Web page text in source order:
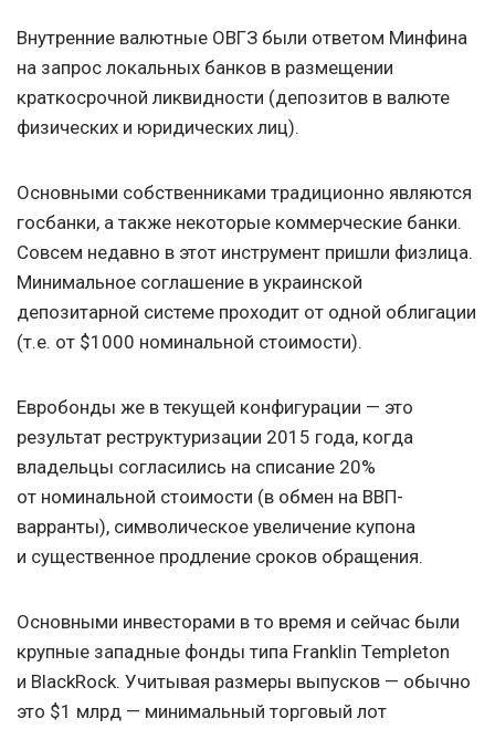
Внутренние валютные ОВГЗ были ответом Минфина
на запрос локальных банков в размещении
краткосрочной ликвидности (депозитов в валюте
физических и юридических лиц).
Основными собственниками традиционно являются
госбанки, а также некоторые коммерческие банки.
Совсем недавно в этот инструмент пришли физлица.
Минимальное соглашение в украинской
депозитарной системе проходит от одной облигации
(т.е. от $1000 номинальной стоимости).
Евробонды же в текущей конфигурации — это
результат реструктуризации 2015 года, когда
владельцы согласились на списание 20%
от номинальной стоимости (в обмен на ВВП-
варранты), символическое увеличение купона
и существенное продление сроков обращения.
Основными инвесторами в то время и сейчас были
крупные западные фонды типа Franklin Templeton
и BlackRock. Учитывая размеры выпусков — обычно
это $1 млрд — минимальный торговый лот